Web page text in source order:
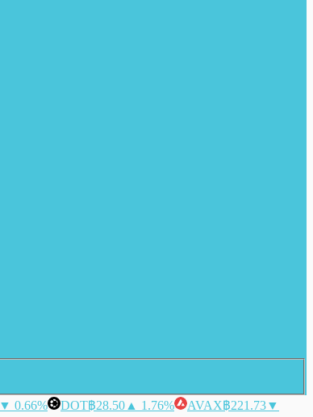
▼ 0.66% DOT฿28.50 ▲ 1.76% AVAX฿221.73▼